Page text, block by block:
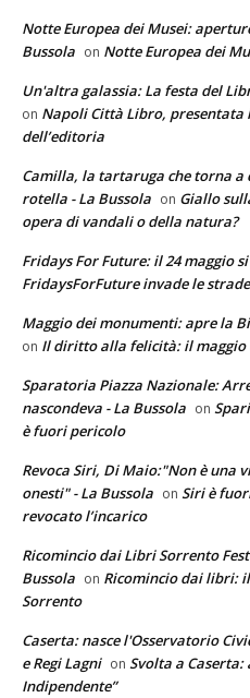
Notte Europea dei Musei:
Bussola on Notte Europea dei
Un'altra galassia: La festa del
on Napoli Città Libro, presentata
dell’editoria
Camilla, la tartaruga che torna a
rotella - La Bussola on Giallo
opera di vandali o della natura?
Fridays For Future: il 24 maggio
FridaysForFuture invade le
Maggio dei monumenti: apre la
on Il diritto alla felicità: il maggio
Sparatoria Piazza Nazionale:
nascondeva - La Bussola on
è fuori pericolo
Revoca Siri, Di Maio:"Non è una
onesti" - La Bussola on Siri è
revocato l’incarico
Ricomincio dai Libri Sorrento
Bussola on Ricomincio dai libri:
Sorrento
Caserta: nasce l'Osservatorio
e Regi Lagni on Svolta a
Indipendente”